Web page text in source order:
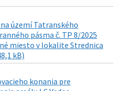
území Tatranského
pásma č. TP 8/2025
miesto v lokalite Strednica
kB)
konania pre